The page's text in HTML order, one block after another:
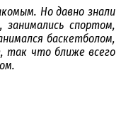
Но давно знали
занимались спортом,
баскетболом,
так что ближе всего